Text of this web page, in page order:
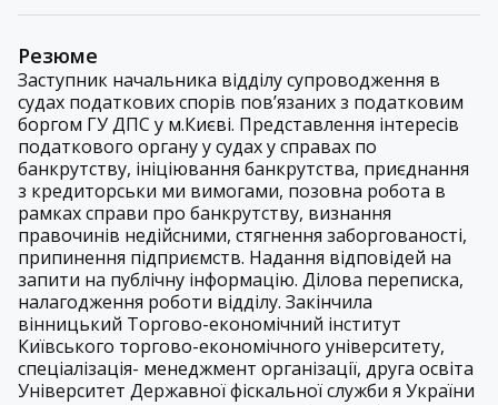
Резюме
Заступник начальника відділу супроводження в
судах податкових спорів пов’язаних з податковим
боргом ГУ ДПС у м.Києві. Представлення інтересів
податкового органу у судах у справах по
банкрутству, ініціювання банкрутства, приєднання
з кредиторськи ми вимогами, позовна робота в
рамках справи про банкрутству, визнання
правочинів недійсними, стягнення заборгованості,
припинення підприємств. Надання відповідей на
запити на публічну інформацію. Ділова переписка,
налагодження роботи відділу. Закінчила
вінницький Торгово-економічний інститут
Київського торгово-економічного університету,
спеціалізація- менеджмент організації, друга освіта
Університет Державної фіскальної служби я України